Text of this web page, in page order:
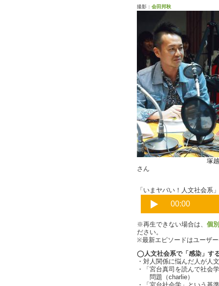
撮影： 会田邦秋
塚越健
さん
「いまヤバい！人文社会系
※再生できない場合は、 個
ださい。
※最新エピソードはユーザ
◯人文社会系で「感染」す
・対人関係に悩んだ人が人
・「宮台真司を読んで社会
問題（charlie）